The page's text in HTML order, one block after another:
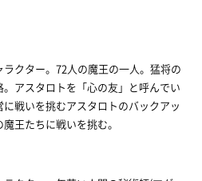
ラクター。72人の魔王の一人。猛将の
アスタロトを「心の友」と呼んでい
戦いを挑むアスタロトのバックアッ
王たちに戦いを挑む。